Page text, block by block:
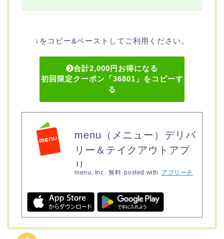
↓をコピー&ペーストしてご利用ください。
合計2,000円お得になる
初回限定クーポン「36801」をコピーす
る
menu（メニュー）デリバ
リー＆テイクアウトアプ
リ
menu, Inc. 無料 posted with アプリーチ